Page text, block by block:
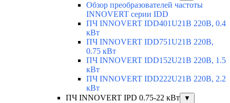
Обзор преобразователей частоты
INNOVERT серии IDD
ПЧ INNOVERT IDD401U21B 220В, 0.4
кВт
ПЧ INNOVERT IDD751U21B 220В,
0.75 кВт
ПЧ INNOVERT IDD152U21B 220В, 1.5
кВт
ПЧ INNOVERT IDD222U21B 220В, 2.2
кВт
ПЧ INNOVERT IPD 0.75-22 кВт
▼